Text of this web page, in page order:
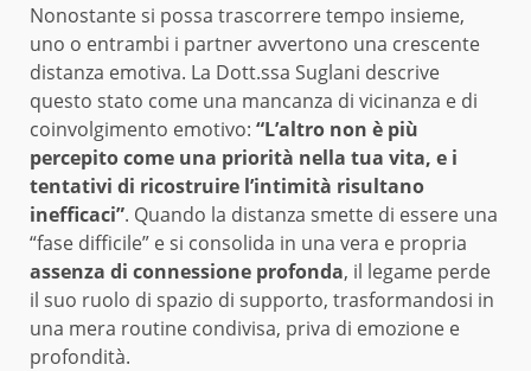
Nonostante si possa trascorrere tempo insieme,
uno o entrambi i partner avvertono una crescente
distanza emotiva. La Dott.ssa Suglani descrive
questo stato come una mancanza di vicinanza e di
coinvolgimento emotivo: “L’altro non è più
percepito come una priorità nella tua vita, e i
tentativi di ricostruire l’intimità risultano
inefficaci”. Quando la distanza smette di essere una
“fase difficile” e si consolida in una vera e propria
assenza di connessione profonda, il legame perde
il suo ruolo di spazio di supporto, trasformandosi in
una mera routine condivisa, priva di emozione e
profondità.